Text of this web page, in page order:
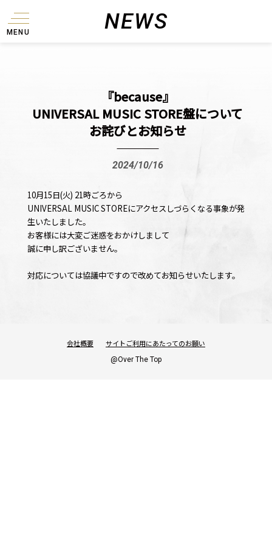
NEWS
MENU
『because』
UNIVERSAL MUSIC STORE盤について
お詫びとお知らせ
2024/10/16
10月15日(火) 21時ごろから
UNIVERSAL MUSIC STOREにアクセスしづらくなる事象が発
生いたしました。
お客様には大変ご迷惑をおかけしまして
誠に申し訳ございません。
対応については協議中ですので改めてお知らせいたします。
会社概要 サイトご利用にあたってのお願い
@Over The Top